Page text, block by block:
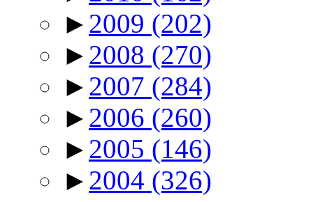
► 2009 (202)
► 2008 (270)
► 2007 (284)
► 2006 (260)
► 2005 (146)
► 2004 (326)